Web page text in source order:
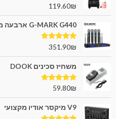
דורג5.00
119.60₪
G-MARK G440 ארבעה מיקרופונים
דורג5.00
351.90₪
משחיז סכינים DOOK
דורג5.00
59.80₪
V9 מיקסר אודיו מקצועי